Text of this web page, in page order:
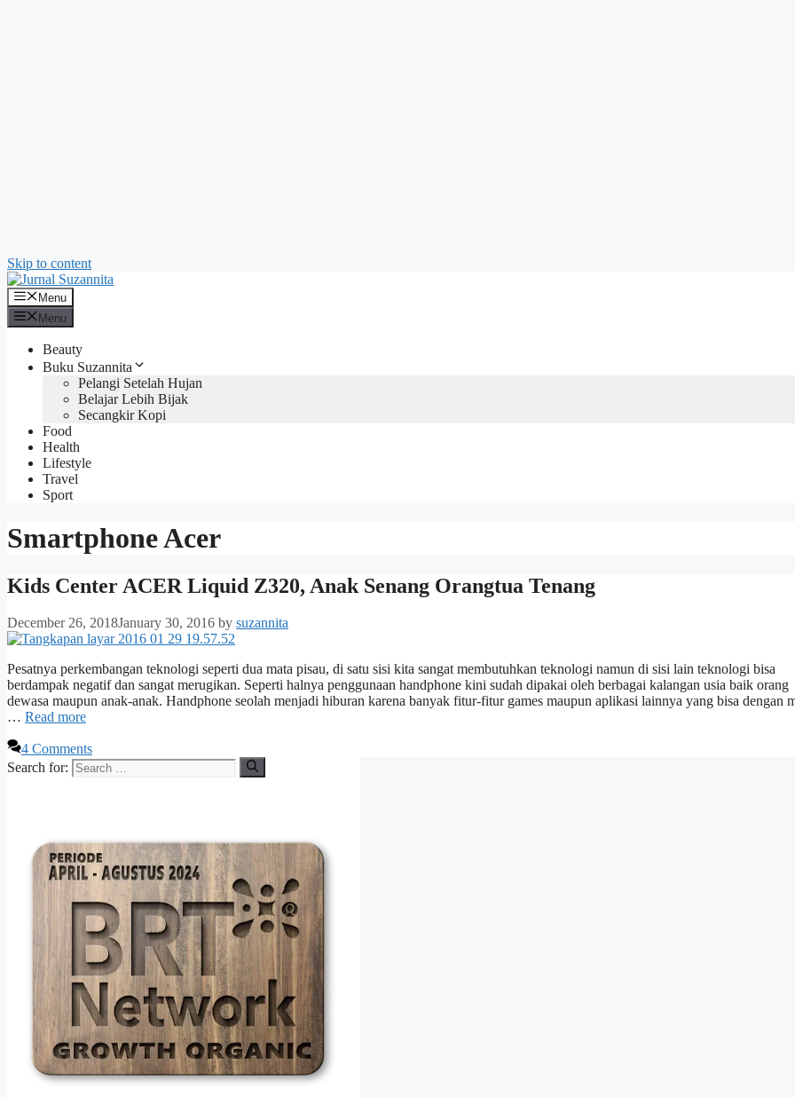
Skip to content
Menu
Menu
Beauty
Buku Suzannita
Pelangi Setelah Hujan
Belajar Lebih Bijak
Secangkir Kopi
Food
Health
Lifestyle
Travel
Sport
Smartphone Acer
Kids Center ACER Liquid Z320, Anak Senang Orangtua Tenang
December 26, 2018January 30, 2016 by suzannita
Pesatnya perkembangan teknologi seperti dua mata pisau, di satu sisi kita sangat membutuhkan teknologi namun di sisi lain teknologi bisa
berdampak negatif dan sangat merugikan. Seperti halnya penggunaan handphone kini sudah dipakai oleh berbagai kalangan usia baik orang
dewasa maupun anak-anak. Handphone seolah menjadi hiburan karena banyak fitur-fitur games maupun aplikasi lainnya yang bisa dengan
… Read more
4 Comments
Search for: